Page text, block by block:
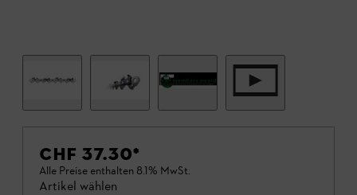
CHF 37.30*
Alle Preise enthalten 8.1% MwSt.
Artikel wählen